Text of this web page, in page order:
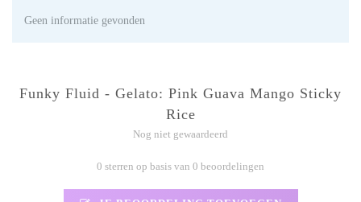
Geen informatie gevonden
Funky Fluid - Gelato: Pink Guava Mango Sticky
Rice
Nog niet gewaardeerd
0 sterren op basis van 0 beoordelingen